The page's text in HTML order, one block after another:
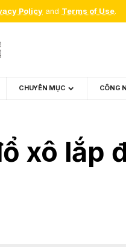
Policy and Terms of Use.
CHUYÊN MỤC CÔNG
xô lắp